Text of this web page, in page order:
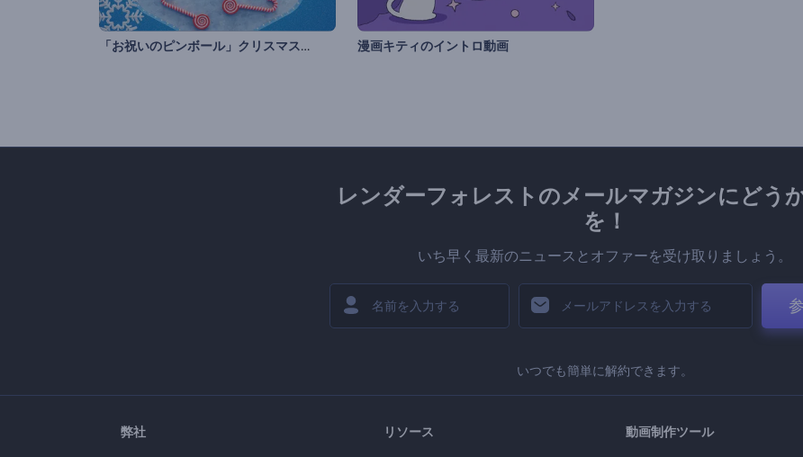
「お祝いのピンボール」クリスマスのグリーティング 漫画キティのイントロ動画
レンダーフォレストのメールマガジンにどう
を！
いち早く最新のニュースとオファーを受け取りましょう。
いつでも簡単に解約できます。
弊社 リソース 動画制作ツール